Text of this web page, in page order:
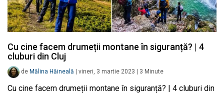
Cu cine facem drumeții montane în siguranță? | 4
cluburi din Cluj
de Mălina Hăineală vineri, 3 martie 2023 3 Minute
Cu cine facem drumeții montane în siguranță? | 4 cluburi din